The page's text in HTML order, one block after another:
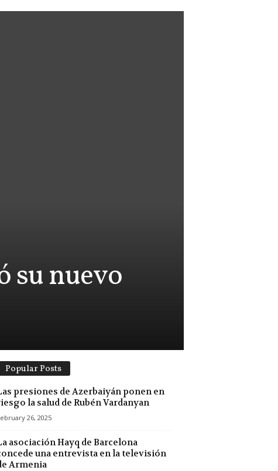
su nuevo
Popular Posts
presiones de Azerbaiyán ponen en
la salud de Rubén Vardanyan
26, 2025
asociación Hayq de Barcelona
una entrevista en la televisión
Armenia